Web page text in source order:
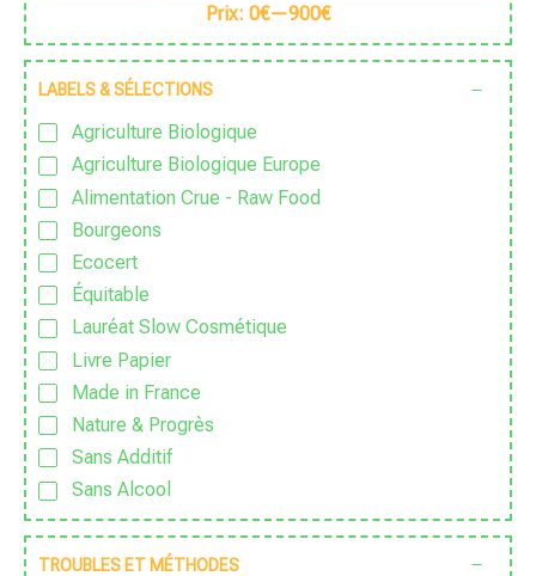
Prix: 0€—900€
LABELS & SÉLECTIONS
Agriculture Biologique
Agriculture Biologique Europe
Alimentation Crue - Raw Food
Bourgeons
Ecocert
Équitable
Lauréat Slow Cosmétique
Livre Papier
Made in France
Nature & Progrès
Sans Additif
Sans Alcool
Sans colorant
Sans Conservateur
TROUBLES ET MÉTHODES